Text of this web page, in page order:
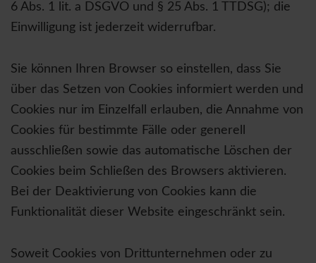
6 Abs. 1 lit. a DSGVO und § 25 Abs. 1 TTDSG); die
Einwilligung ist jederzeit widerrufbar.
Sie können Ihren Browser so einstellen, dass Sie
über das Setzen von Cookies informiert werden und
Cookies nur im Einzelfall erlauben, die Annahme von
Cookies für bestimmte Fälle oder generell
ausschließen sowie das automatische Löschen der
Cookies beim Schließen des Browsers aktivieren.
Bei der Deaktivierung von Cookies kann die
Funktionalität dieser Website eingeschränkt sein.
Soweit Cookies von Drittunternehmen oder zu